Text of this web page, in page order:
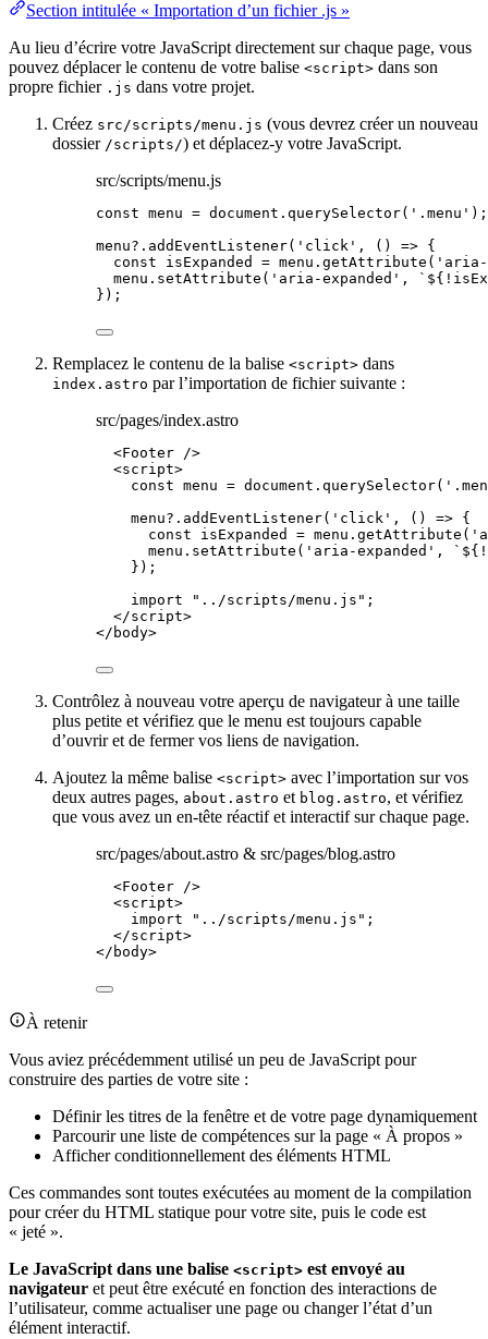
Section intitulée « Importation d’un fichier .js »
Au lieu d’écrire votre JavaScript directement sur chaque page, vous
pouvez déplacer le contenu de votre balise <script> dans son
propre fichier .js dans votre projet.
Créez src/scripts/menu.js (vous devrez créer un nouveau
dossier /scripts/) et déplacez-y votre JavaScript.
src/scripts/menu.js
const menu = document . querySelector( ' .menu ' );
menu?. addEventListener( ' click ' , () => {
const isExpanded = menu . getAttribute ( ' aria-
menu . setAttribute ( ' aria-expanded ' , ` ${ !
});
Remplacez le contenu de la balise <script> dans
index.astro par l’importation de fichier suivante :
src/pages/index.astro
<Footer />
<script>
const menu = document . querySelector( '
menu?. addEventListener( ' click ' , () => {
const isExpanded = menu . getAttribute ( '
menu . setAttribute ( ' aria-expanded ' , ` ${ !
});
import
" ../scripts/menu.js " ;
</script>
</ body>
Contrôlez à nouveau votre aperçu de navigateur à une taille
plus petite et vérifiez que le menu est toujours capable
d’ouvrir et de fermer vos liens de navigation.
Ajoutez la même balise <script> avec l’importation sur vos
deux autres pages, about.astro et blog.astro, et vérifiez
que vous avez un en-tête réactif et interactif sur chaque page.
src/pages/about.astro & src/pages/blog.astro
<Footer />
<script>
import
" ../scripts/menu.js " ;
</script>
</ body>
À retenir
Vous aviez précédemment utilisé un peu de JavaScript pour
construire des parties de votre site :
Définir les titres de la fenêtre et de votre page dynamiquement
Parcourir une liste de compétences sur la page « À propos »
Afficher conditionnellement des éléments HTML
Ces commandes sont toutes exécutées au moment de la compilation
pour créer du HTML statique pour votre site, puis le code est
« jeté ».
Le JavaScript dans une balise <script> est envoyé au
navigateur et peut être exécuté en fonction des interactions de
l’utilisateur, comme actualiser une page ou changer l’état d’un
élément interactif.